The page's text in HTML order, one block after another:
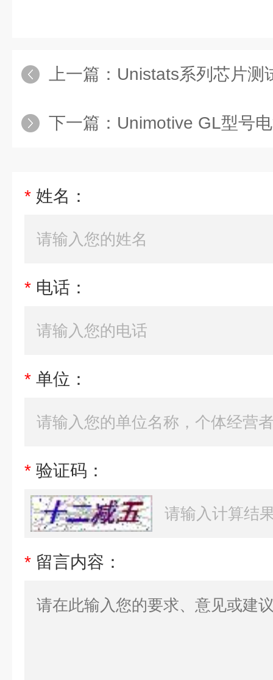
上一篇： Unistats系列芯片测
下一篇： Unimotive GL型号电池测试
* 姓名：
* 电话：
* 单位：
* 验证码：
* 留言内容：